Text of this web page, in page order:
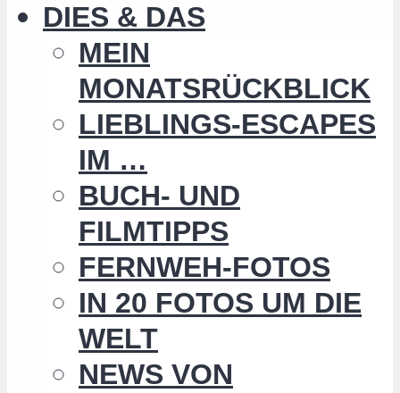
DIES & DAS
MEIN
MONATSRÜCKBLICK
LIEBLINGS-ESCAPES
IM …
BUCH- UND
FILMTIPPS
FERNWEH-FOTOS
IN 20 FOTOS UM DIE
WELT
NEWS VON